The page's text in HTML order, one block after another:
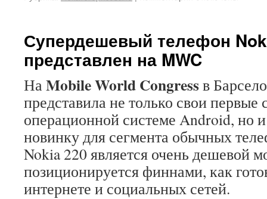
ставят
рекорды
продаж
Супердешевый телефон
представлен на MWC
На Mobile World Congressв
представила не только свои
операционной системе Android, но
новинку для сегмента обычных
Nokia 220 является очень дешевой
позиционируется финнами, как
интернете и социальных сетей.